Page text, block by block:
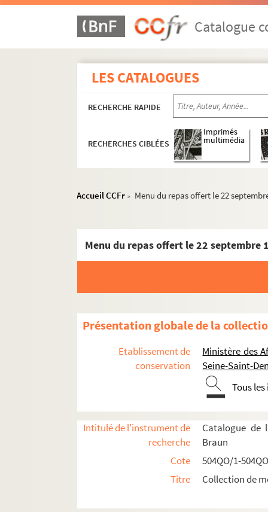
Catalogue
LES CATALOGUES
RECHERCHE RAPIDE
RECHERCHES CIBLÉES
Imprimés
multimédia
Accueil CCFr > Menu du repas offert le 22
Menu du repas offert le 22 septembre
Présentation globale de la
Etablissement de
conservation
Ministère des
Seine-Saint-
Tous
Intitulé de l'instrument de
recherche
Catalogue de
Braun
Cote
504QO/1-
Titre
Collection de
Réceptions données par ou pour les
Réceptions données par le ministère des
Réceptions et voyages présidentiels
Voyages étrangers en France
504QO/14. Shah de Perse, escadre